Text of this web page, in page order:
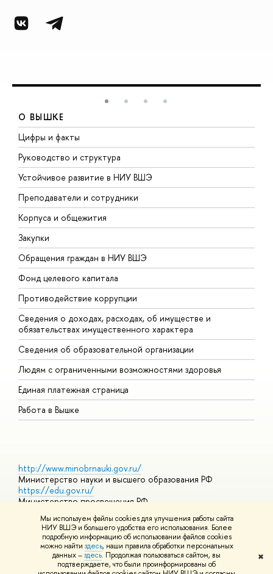
Мы используем файлы cookies для улучшения работы сайта
НИУ ВШЭ и большего удобства его использования. Более
подробную информацию об использовании файлов cookies
можно найти здесь, наши правила обработки персональных
данных –здесь. Продолжая пользоваться сайтом, вы
подтверждаете, что были проинформированы об
✖
О ВЫШКЕ
Цифры и факты
Руководство и структура
Устойчивое развитие в НИУ ВШЭ
Преподаватели и сотрудники
Корпуса и общежития
Закупки
Обращения граждан в НИУ ВШЭ
Фонд целевого капитала
Противодействие коррупции
Сведения о доходах, расходах, об имуществе и
обязательствах имущественного характера
Сведения об образовательной организации
Людям с ограниченными возможностями здоровья
Единая платежная страница
Работа в Вышке
http://www.minobrnauki.gov.ru/
Министерство науки и высшего образования РФ
https://edu.gov.ru/
Министерство просвещения РФ
https://elearning.hse.ru/mooc
Массовые открытые онлайн-курсы
© НИУ ВШЭ 1993–2026 Адреса и контактыУсловия
использования материалов Политика конфиденциальности